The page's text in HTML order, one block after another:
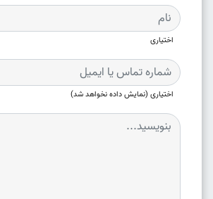
اختیاری
اختیاری (نمایش داده نخواهد شد)